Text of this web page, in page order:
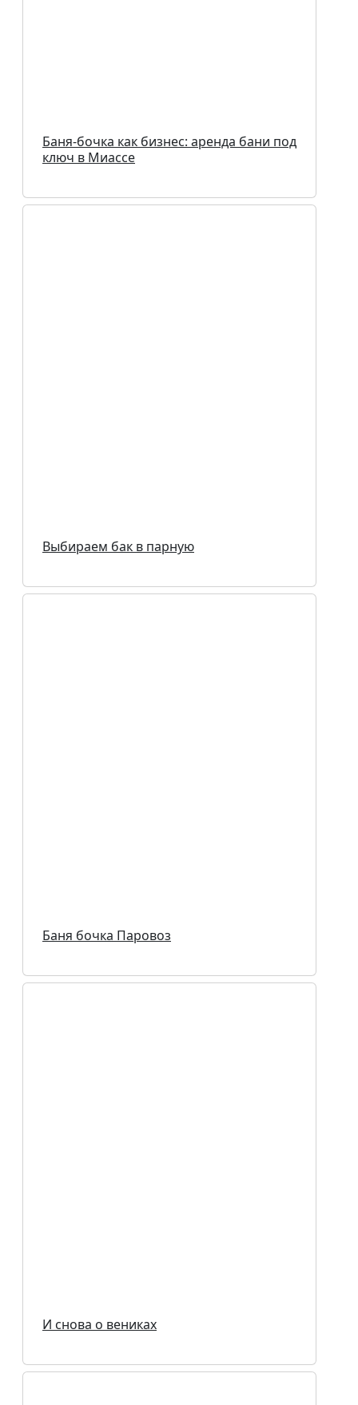
Баня-бочка как бизнес: аренда бани под
ключ в Миассе
Выбираем бак в парную
Баня бочка Паровоз
И снова о вениках